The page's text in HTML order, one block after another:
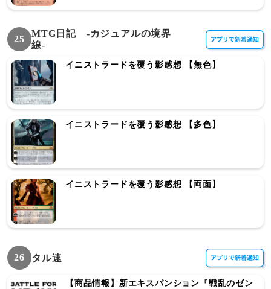
25
MTG日記 -カジュアルの境界
線-
イニストラードを覆う影感想 【無色】
イニストラードを覆う影感想 【多色】
イニストラードを覆う影感想 【両面】
26 タル速
【商品情報】新エキスパンション『戦乱のゼン